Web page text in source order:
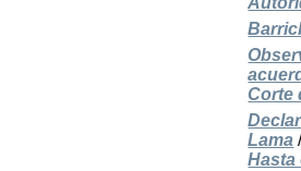
Corte
Lama
Hasta